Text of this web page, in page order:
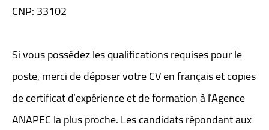
CNP: 33102
Si vous possédez les qualifications requises pour le
poste, merci de déposer votre CV en français et copies
de certificat d’expérience et de formation à l’Agence
ANAPEC la plus proche. Les candidats répondant aux